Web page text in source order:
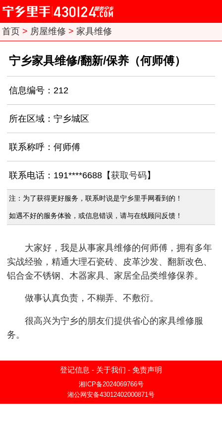
首页> 房屋维修 > 家具维修
宁乡家具维修/翻新/保养（何师傅）
信息编号：212
所在区域：宁乡城区
联系称呼：何师傅
联系电话：191****6688【获取号码 】
注：为了获得更好服务，联系时说是宁乡里手网看到的！
如遇不好的服务体验，或信息错误，请与在线顾问反馈！
大家好，我是从事家具维修的何师傅，拥有多年
实战经验，精通大理石瓷砖、皮革沙发、翻新改色、
铝合金不锈钢、木器家具、家居全品类维修保养。
做事认真负责，不糊弄、不敷衍。
很高兴为宁乡的朋友们提供省心的家具维修服
务。
登记信息 - 关于我们 - 免责声明
湘ICP备2024069766号
湘公网安备43012402000871号